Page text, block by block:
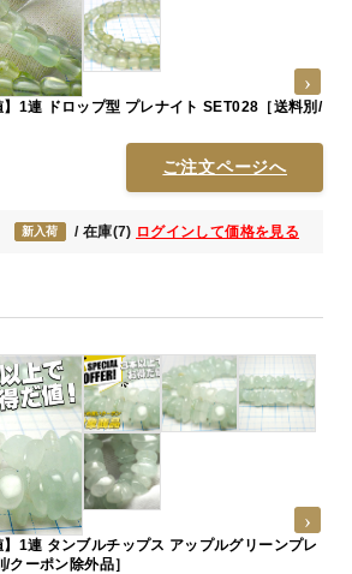
】1連 ドロップ型 プレナイト SET028［送料別/
ご注文ページへ
新入荷 / 在庫(7) ログインして価格を見る
】1連 タンブルチップス アップルグリーンプレ
ーポン除外品］